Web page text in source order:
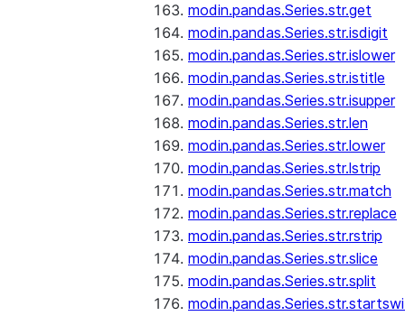
modin.pandas.Series.str.get
modin.pandas.Series.str.isdigit
modin.pandas.Series.str.islower
modin.pandas.Series.str.istitle
modin.pandas.Series.str.isupper
modin.pandas.Series.str.len
modin.pandas.Series.str.lower
modin.pandas.Series.str.lstrip
modin.pandas.Series.str.match
modin.pandas.Series.str.replace
modin.pandas.Series.str.rstrip
modin.pandas.Series.str.slice
modin.pandas.Series.str.split